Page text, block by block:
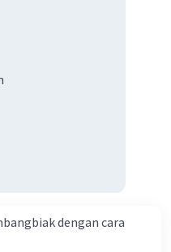
dengan cara